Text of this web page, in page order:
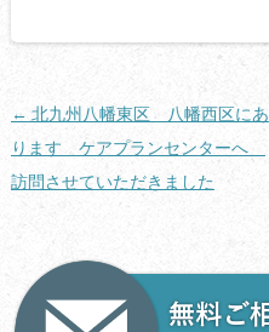
投
稿
ナ
シ
← 北九州八幡東区 八幡西区にあ
ります ケアプランセンターへ
訪問させていただきました